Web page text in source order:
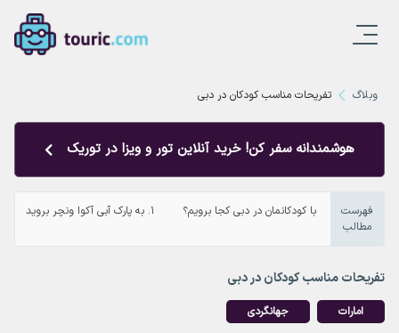
وبلاگ تفریحات مناسب کودکان در دبی
هوشمندانه سفر کن! خرید آنلاین تور و ویزا در توریک
فهرست
مطالب
با کودکانمان در دبی کجا برویم؟ ۱. به پارک آبی آکوا ونچر بروید
تفریحات مناسب کودکان در دبی
امارات جهانگردی